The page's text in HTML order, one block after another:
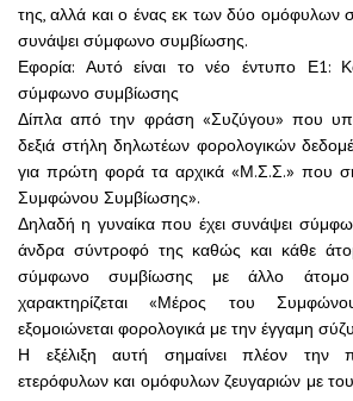
της, αλλά και ο ένας εκ των δύο ομόφυλων
συνάψει σύμφωνο συμβίωσης.
Εφορία: Αυτό είναι το νέο έντυπο Ε1:
σύμφωνο συμβίωσης
Δίπλα από την φράση «Συζύγου» που
δεξιά στήλη δηλωτέων φορολογικών
για πρώτη φορά τα αρχικά «Μ.Σ.Σ.» που
Συμφώνου Συμβίωσης».
Δηλαδή η γυναίκα που έχει συνάψει
άνδρα σύντροφό της καθώς και κάθε
σύμφωνο συμβίωσης με άλλο
χαρακτηρίζεται «Μέρος του
εξομοιώνεται φορολογικά με την έγγαμη
Η εξέλιξη αυτή σημαίνει πλέον την
ετερόφυλων και ομόφυλων ζευγαριών με